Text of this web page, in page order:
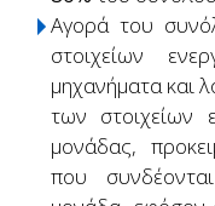
Αγορά του
στοιχείων
μηχανήματα και
των στοιχείων
μονάδας,
που